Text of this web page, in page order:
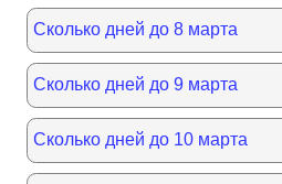
Сколько дней до 8 марта
Сколько дней до 9 марта
Сколько дней до 10 марта